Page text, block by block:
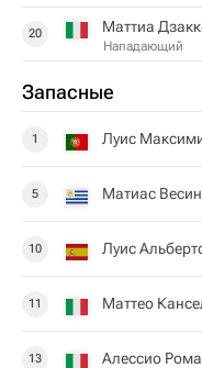
20 Маттиа
Нападающий
Запасные
1 Луис
5 Матиас
10 Луис
11 Маттео
13 Алессио